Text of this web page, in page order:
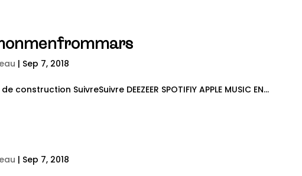
| Sep 7, 2018
construction SuivreSuivre DEEZEER SPOTIFIY APPLE MUSIC EN...
| Sep 7, 2018